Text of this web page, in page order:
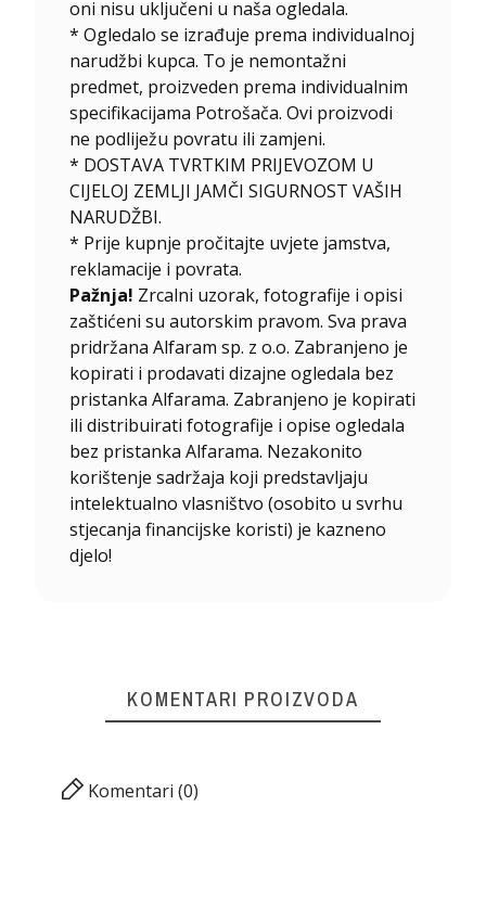
oni nisu uključeni u naša ogledala.
* Ogledalo se izrađuje prema individualnoj
narudžbi kupca. To je nemontažni
predmet, proizveden prema individualnim
specifikacijama Potrošača. Ovi proizvodi
ne podliježu povratu ili zamjeni.
* DOSTAVA TVRTKIM PRIJEVOZOM U
CIJELOJ ZEMLJI JAMČI SIGURNOST VAŠIH
NARUDŽBI.
* Prije kupnje pročitajte uvjete jamstva,
reklamacije i povrata.
Pažnja! Zrcalni uzorak, fotografije i opisi
zaštićeni su autorskim pravom. Sva prava
pridržana Alfaram sp. z o.o. Zabranjeno je
kopirati i prodavati dizajne ogledala bez
pristanka Alfarama. Zabranjeno je kopirati
ili distribuirati fotografije i opise ogledala
bez pristanka Alfarama. Nezakonito
korištenje sadržaja koji predstavljaju
intelektualno vlasništvo (osobito u svrhu
stjecanja financijske koristi) je kazneno
djelo!
KOMENTARI PROIZVODA
Komentari (0)